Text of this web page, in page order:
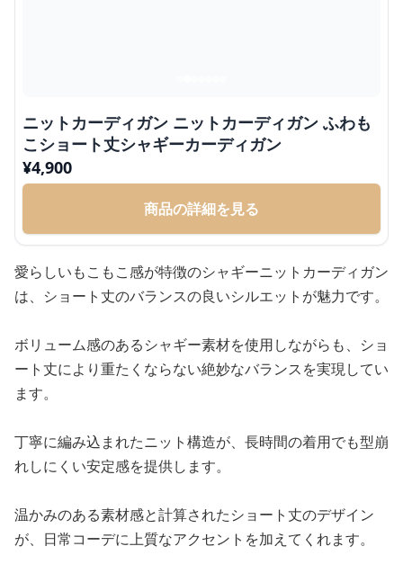
ニットカーディガン ニットカーディガン ふわも
こショート丈シャギーカーディガン
¥4,900
商品の詳細を見る
愛らしいもこもこ感が特徴のシャギーニットカーディガン
は、ショート丈のバランスの良いシルエットが魅力です。
ボリューム感のあるシャギー素材を使用しながらも、ショ
ート丈により重たくならない絶妙なバランスを実現してい
ます。
丁寧に編み込まれたニット構造が、長時間の着用でも型崩
れしにくい安定感を提供します。
温かみのある素材感と計算されたショート丈のデザイン
が、日常コーデに上質なアクセントを加えてくれます。